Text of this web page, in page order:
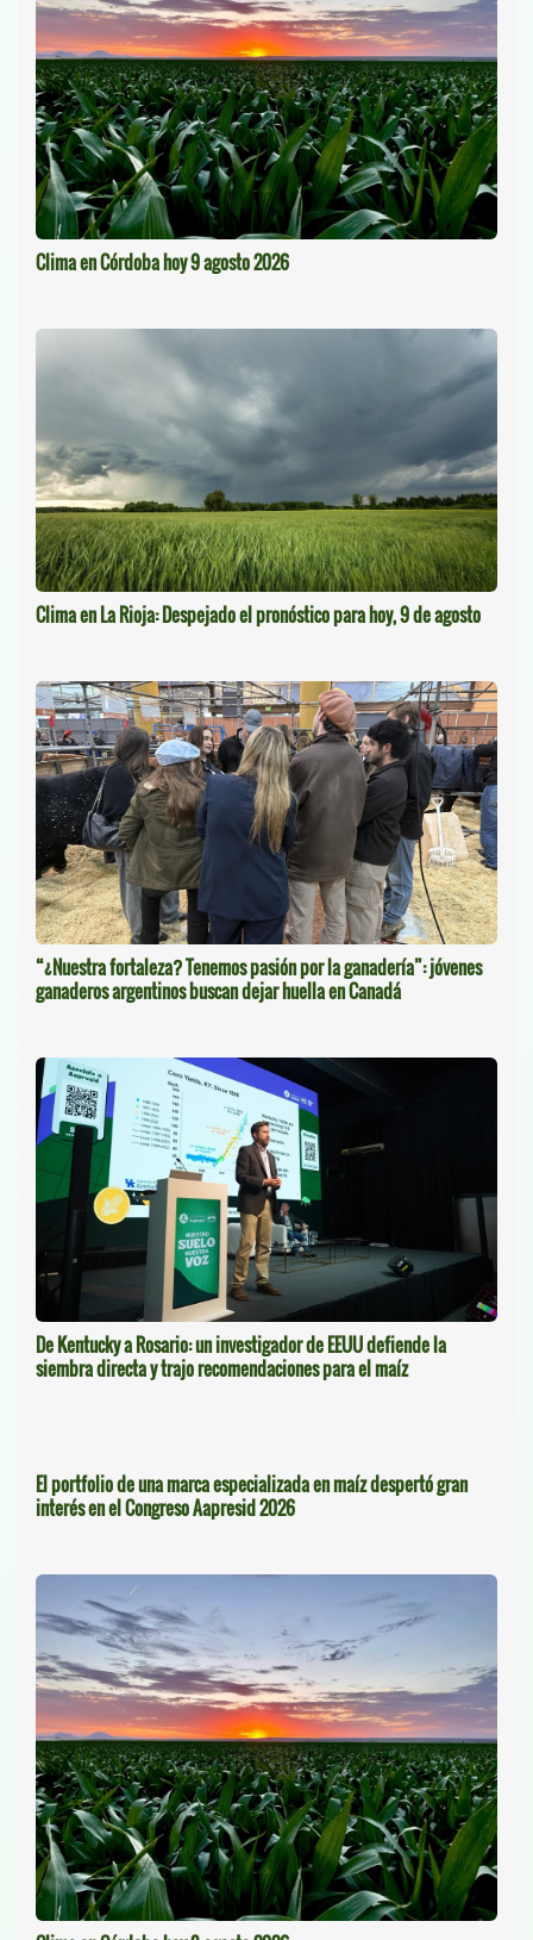
Clima en Córdoba hoy 9 agosto 2026
Clima en La Rioja: Despejado el pronóstico para hoy, 9 de agosto
“¿Nuestra fortaleza? Tenemos pasión por la ganadería”: jóvenes
ganaderos argentinos buscan dejar huella en Canadá
De Kentucky a Rosario: un investigador de EEUU defiende la
siembra directa y trajo recomendaciones para el maíz
El portfolio de una marca especializada en maíz despertó gran
interés en el Congreso Aapresid 2026